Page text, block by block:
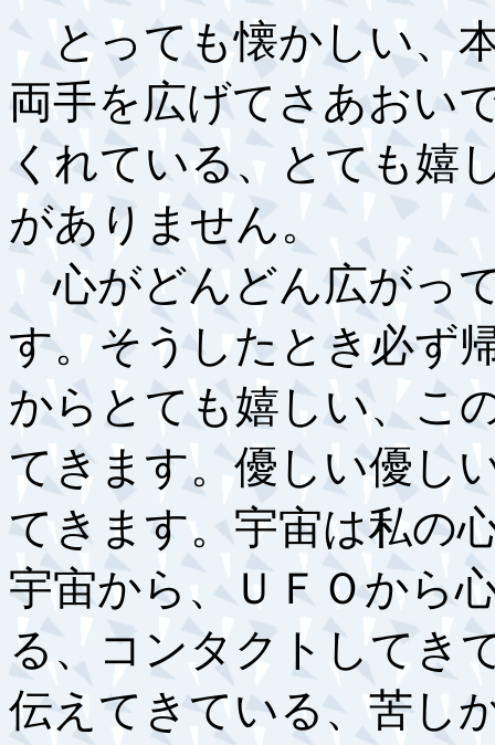
とっても懐かしい、
両手を広げてさあおい
くれている、とても嬉
がありません。
心がどんどん広がっ
す。そうしたとき必ず
からとても嬉しい、こ
てきます。優しい優し
てきます。宇宙は私の
宇宙から、ＵＦＯから
る、コンタクトしてき
伝えてきている、苦し